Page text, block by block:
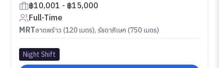
฿10,001 - ฿15,000
Full-Time
MRTลาดพร้าว (120 เมตร), รัชดาภิเษก (750 เมตร)
Night Shift